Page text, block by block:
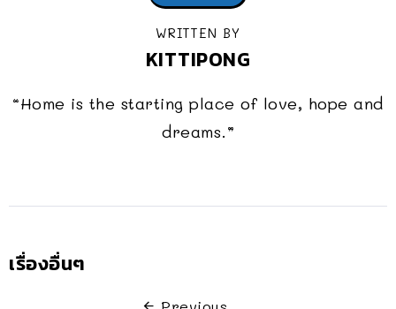
WRITTEN BY
KITTIPONG
“Home is the starting place of love, hope and
dreams.”
เรื่องอื่นๆ